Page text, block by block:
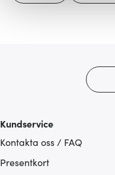
Kundservice
Kontakta oss / FAQ
Presentkort